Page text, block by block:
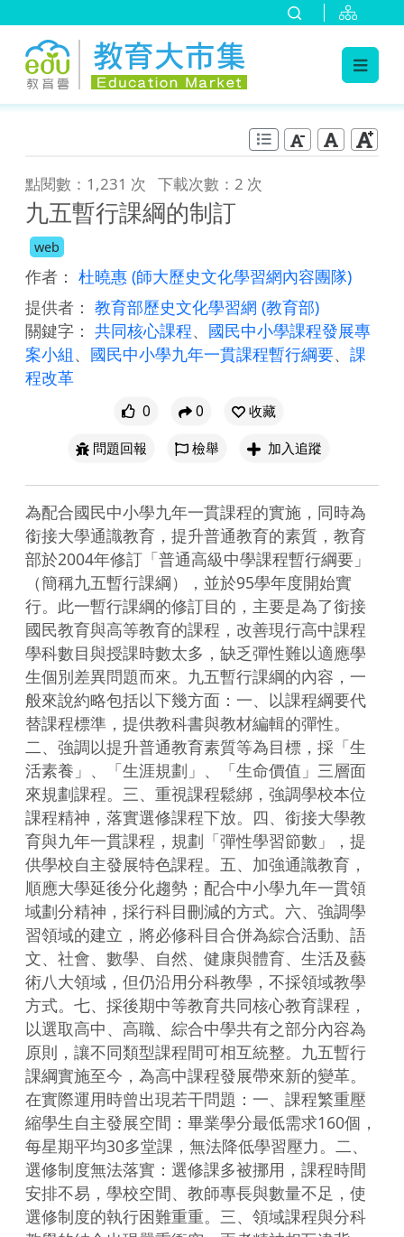
點閱數：1,231 次 下載次數：2 次
九五暫行課綱的制訂
web
作者： 杜曉惠 (師大歷史文化學習網內容團隊)
提供者： 教育部歷史文化學習網 (教育部)
關鍵字： 共同核心課程、 國民中小學課程發展專
案小組、 國民中小學九年一貫課程暫行綱要、 課
程改革
0 0
收藏
問題回報
檢舉 加入追蹤
為配合國民中小學九年一貫課程的實施，同時為
銜接大學通識教育，提升普通教育的素質，教育
部於2004年修訂「普通高級中學課程暫行綱要」
（簡稱九五暫行課綱），並於95學年度開始實
行。此一暫行課綱的修訂目的，主要是為了銜接
國民教育與高等教育的課程，改善現行高中課程
學科數目與授課時數太多，缺乏彈性難以適應學
生個別差異問題而來。九五暫行課綱的內容，一
般來說約略包括以下幾方面：一、以課程綱要代
替課程標準，提供教科書與教材編輯的彈性。
二、強調以提升普通教育素質等為目標，採「生
活素養」、「生涯規劃」、「生命價值」三層面
來規劃課程。三、重視課程鬆綁，強調學校本位
課程精神，落實選修課程下放。四、銜接大學教
育與九年一貫課程，規劃「彈性學習節數」，提
供學校自主發展特色課程。五、加強通識教育，
順應大學延後分化趨勢；配合中小學九年一貫領
域劃分精神，採行科目刪減的方式。六、強調學
習領域的建立，將必修科目合併為綜合活動、語
文、社會、數學、自然、健康與體育、生活及藝
術八大領域，但仍沿用分科教學，不採領域教學
方式。七、採後期中等教育共同核心教育課程，
以選取高中、高職、綜合中學共有之部分內容為
原則，讓不同類型課程間可相互統整。九五暫行
課綱實施至今，為高中課程發展帶來新的變革。
在實際運用時曾出現若干問題：一、課程繁重壓
縮學生自主發展空間：畢業學分最低需求160個，
每星期平均30多堂課，無法降低學習壓力。二、
選修制度無法落實：選修課多被挪用，課程時間
安排不易，學校空間、教師專長與數量不足，使
選修制度的執行困難重重。三、領域課程與分科